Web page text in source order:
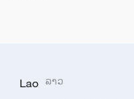
Lao ລາວ